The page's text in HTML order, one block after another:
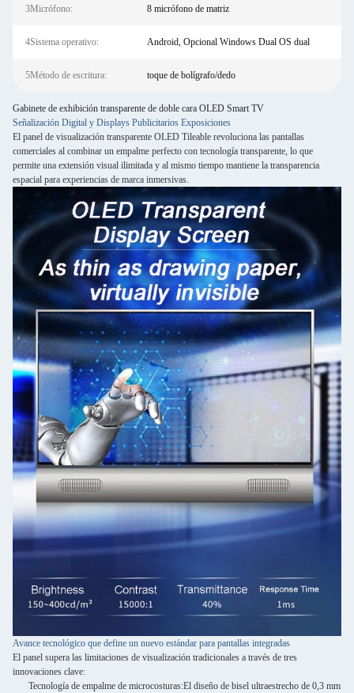
3Micrófono: 8 micrófono de matriz
4Sistema operativo: Android, Opcional Windows Dual OS dual
5Método de escritura: toque de bolígrafo/dedo
Gabinete de exhibición transparente de doble cara OLED Smart TV
Señalización Digital y Displays Publicitarios Exposiciones
El panel de visualización transparente OLED Tileable revoluciona las pantallas
comerciales al combinar un empalme perfecto con tecnología transparente, lo que
permite una extensión visual ilimitada y al mismo tiempo mantiene la transparencia
espacial para experiencias de marca inmersivas.
Avance tecnológico que define un nuevo estándar para pantallas integradas
El panel supera las limitaciones de visualización tradicionales a través de tres
innovaciones clave:
Tecnología de empalme de microcosturas:El diseño de bisel ultraestrecho de 0,3 mm